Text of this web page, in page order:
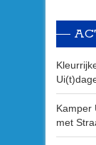
Kamper
met